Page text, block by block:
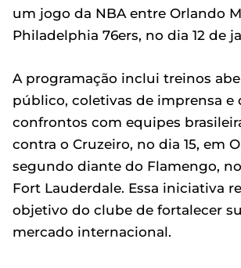
um jogo da NBA entre Orlando
Philadelphia 76ers, no dia 12 de
A programação inclui treinos
público, coletivas de imprensa e
confrontos com equipes
contra o Cruzeiro, no dia 15, em
segundo diante do Flamengo, no
Fort Lauderdale. Essa iniciativa
objetivo do clube de fortalecer
mercado internacional.